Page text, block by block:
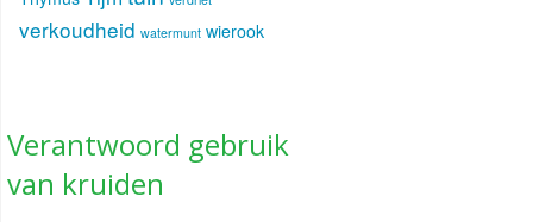
verkoudheid watermunt wierook
Verantwoord gebruik
van kruiden